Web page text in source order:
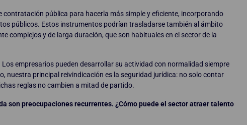
pública para hacerla más simple y eficiente, incorporando
públicos. Estos instrumentos podrían trasladarse también al ámbito
complejos y de larga duración, que son habituales en el sector de la
empresarios pueden desarrollar su actividad con normalidad siempre
nuestra principal reivindicación es la seguridad jurídica: no solo contar
reglas no cambien a mitad de partido.
son preocupaciones recurrentes. ¿Cómo puede el sector atraer talento